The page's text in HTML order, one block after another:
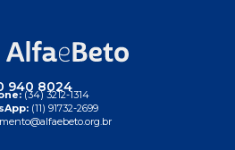
940 8024
(34) 3212-1314
(11) 91732-2699